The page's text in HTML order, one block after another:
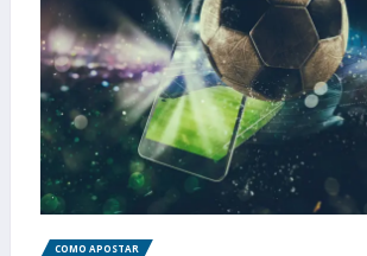
COMO APOSTAR